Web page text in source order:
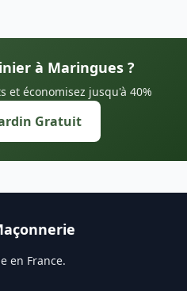
à Maringues ?
et économisez jusqu'à 40%
Gratuit
en France.